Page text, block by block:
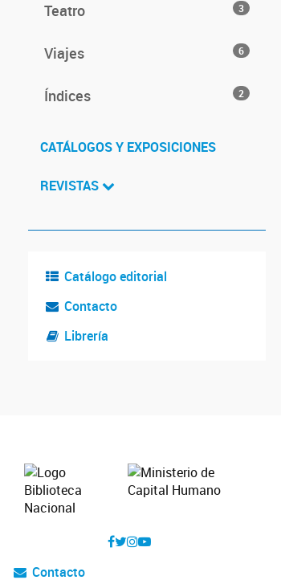
Teatro 3
Viajes 6
Índices 2
CATÁLOGOS Y EXPOSICIONES
REVISTAS
Catálogo editorial
Contacto
Librería
Contacto